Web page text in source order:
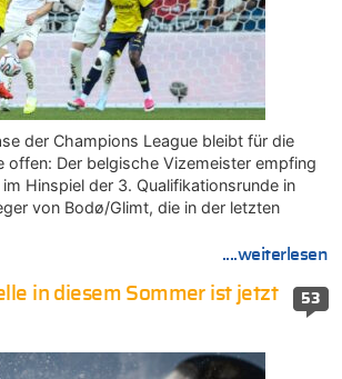
der Champions League bleibt für die
offen: Der belgische Vizemeister empfing
Hinspiel der 3. Qualifikationsrunde in
von Bodø/Glimt, die in der letzten
....weiterlesen
53
in diesem Sommer ist jetzt